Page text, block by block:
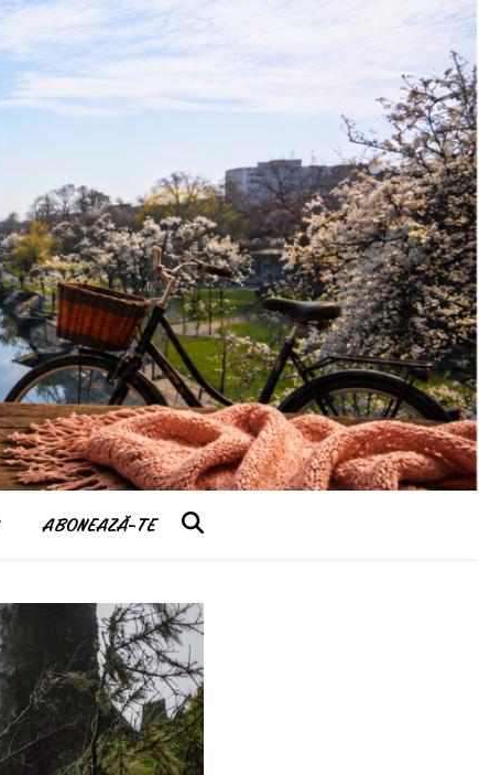
ABONEAZĂ-TE